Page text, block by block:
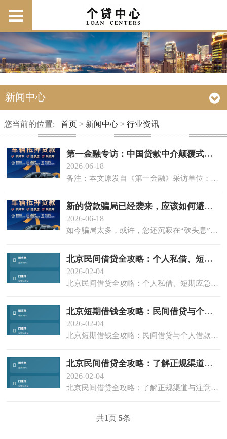
新闻中心
您当前的位置: 首页> 新闻中心 > 行业资讯
第一金融专访：中国贷款中介颠覆式创新运营
2026-06-18
备注：本文原发自《第一金融》采访单位：《第一金融》采访人：刘杰（一下简称刘）采访对象：罗贵怀（以下简称罗）人物背景：广东宝通互联网金融信息服务有限公司CEO,连锁贷款中介品牌-中国贷款网创始人刘：罗总...
新的贷款骗局已经袭来，应该如何避免？
2026-06-18
如今骗局太多，或许，您还沉寂在“砍头息”、“贷款高炮”等违规网贷或民间高息贷款的悲愤情感中，却不知新的无抵押贷款骗局已经袭来，正在悄无声息的给无数借款人带来了诸多潜在的威胁。那么问题来了，新的贷款骗局...
北京民间借贷全攻略：个人私借、短期应急资
2026-02-04
北京民间借贷全攻略：个人私借、短期应急资金解决方案
北京短期借钱全攻略：民间借贷与个人借款权
2026-02-04
北京短期借钱全攻略：民间借贷与个人借款权威指南
北京民间借贷全攻略：了解正规渠道与注意事
2026-02-04
北京民间借贷全攻略：了解正规渠道与注意事项
共1页 5条